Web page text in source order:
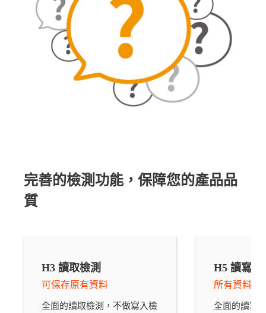
完善的檢測功能，保障您的產品品
質
H3 讀取檢測
可保存原有資料
全面的讀取檢測，不做寫入檢
H5 讀寫檢
所有資料會
全面的讀寫